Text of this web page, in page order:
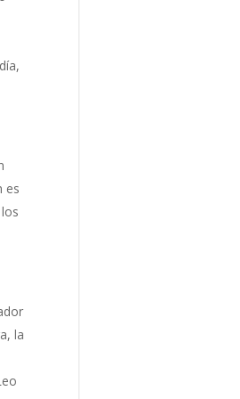
es
la